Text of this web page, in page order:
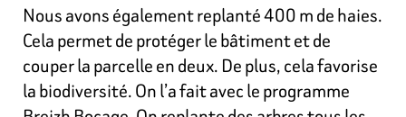
Nous avonségalement replanté 400 m de haies.
Cela permet de protéger le bâtiment et de
couper la parcelle en deux. De plus, cela favorise
la biodiversité. On l’a fait avec le programme